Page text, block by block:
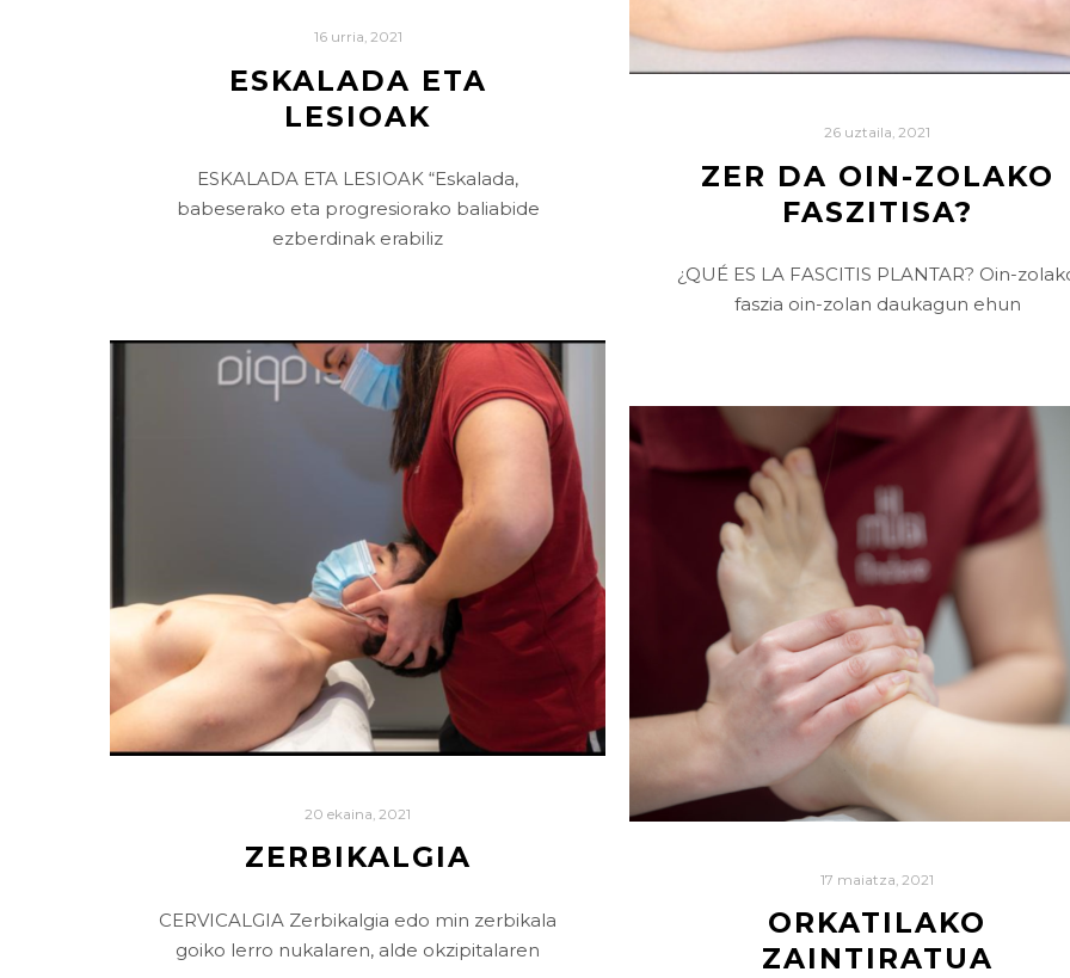
16 urria, 2021
ESKALADA ETA
LESIOAK
ESKALADA ETA LESIOAK “Eskalada,
babeserako eta progresiorako baliabide
ezberdinak erabiliz
26 uztaila, 2021
ZER DA OIN-ZOLAKO
FASZITISA?
¿QUÉ ES LA FASCITIS PLANTAR? Oin-
faszia oin-zolan daukagun ehun
20 ekaina, 2021
ZERBIKALGIA
CERVICALGIA Zerbikalgia edo min zerbikala
goiko lerro nukalaren, alde okzipitalaren
17 maiatza, 2021
ORKATILAKO
ZAINTIRATUA